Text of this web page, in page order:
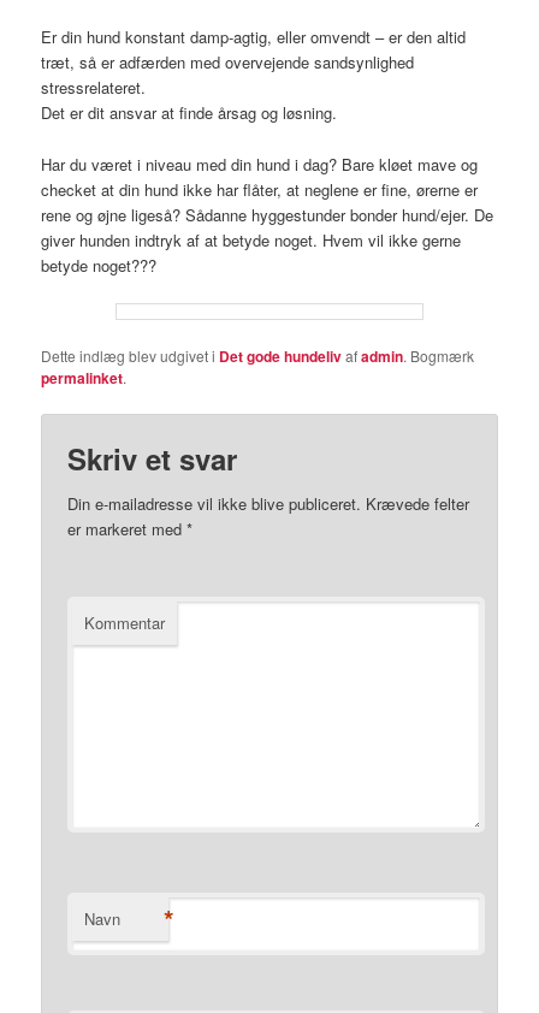
Er din hund konstant damp-agtig, eller omvendt – er den altid
træt, så er adfærden med overvejende sandsynlighed
stressrelateret.
Det er dit ansvar at finde årsag og løsning.
Har du været i niveau med din hund i dag? Bare kløet mave og
checket at din hund ikke har flåter, at neglene er fine, ørerne er
rene og øjne ligeså? Sådanne hyggestunder bonder hund/ejer. De
giver hunden indtryk af at betyde noget. Hvem vil ikke gerne
betyde noget???
Dette indlæg blev udgivet i Det gode hundelivafadmin. Bogmærk
permalinket.
Skriv et svar
Din e-mailadresse vil ikke blive publiceret. Krævede felter
er markeret med*
Kommentar
Navn *